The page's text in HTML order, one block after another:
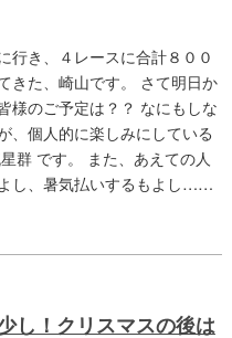
行き、４レースに合計８００
きた、崎山です。 さて明日か
様のご予定は？？ なにもしな
、個人的に楽しみにしている
群 です。 また、あえての人
し、暑気払いするもよし……
し！クリスマスの後は